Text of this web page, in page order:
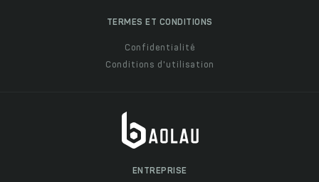
TERMES ET CONDITIONS
Confidentialité
Conditions d'utilisation
ENTREPRISE